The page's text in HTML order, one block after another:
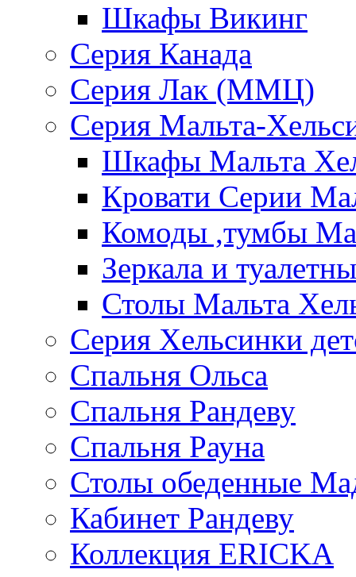
Шкафы Викинг
Серия Канада
Серия Лак (ММЦ)
Серия Мальта-
Шкафы Мальта
Кровати Серии
Комоды ,тумбы
Зеркала и
Столы Мальта
Серия Хельсинки
Спальня Ольса
Спальня Рандеву
Спальня Рауна
Столы обеденные
Кабинет Рандеву
Коллекция ERICKA